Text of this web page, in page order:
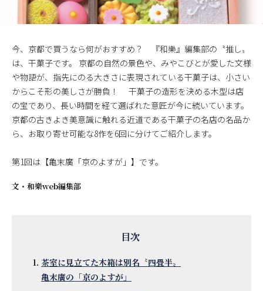
今、京都で買うなら何がおすすめ？ 『和樂』編集部の〝推し〟
は、干菓子です。 京都の自然の景色や、みやこびとが愛した文様
や物語が、指先にのる大きさに表現されている干菓子は、小さい
からこそ形の美しさが勝負！ 干菓子の造形を決める木型は店
の宝であり、長い時間を経て選ばれた意匠が今に続いています。
京都の古きよき美意識に触れる近道である干菓子の名店の名品か
ら、お取り寄せ可能な8作を6回に分けてご紹介します。
第1回は【亀末廣「京のよすが」】です。
文・ 和樂web編集部
茶室に見立てた木箱は別名〝四畳半〟
亀末廣の「京のよすが」